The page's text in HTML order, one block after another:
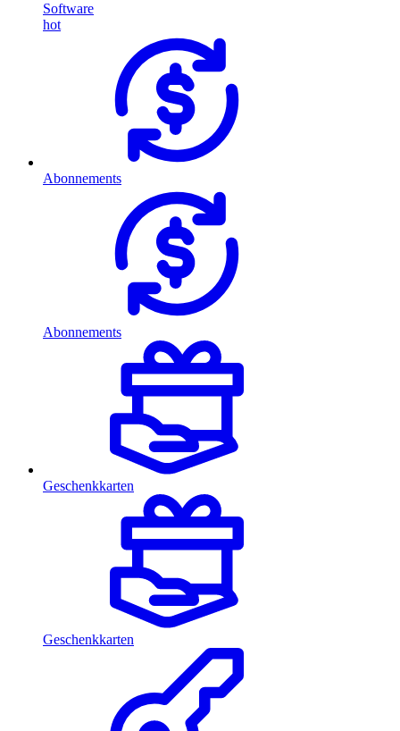
Software
hot
Abonnements
Abonnements
Geschenkkarten
Geschenkkarten